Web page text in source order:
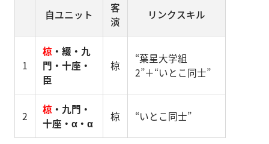
自ユニット
客
演
リンクスキル
1
椋 ・綴・九
門・十座・
臣
椋
“葉星大学組
2”＋“いとこ同士”
2
椋 ・九門・
十座・α・α
椋 “いとこ同士”